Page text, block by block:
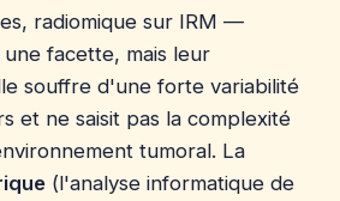
radiomique sur IRM —
facette, mais leur
souffre d'une forte variabilité
et ne saisit pas la complexité
tumoral. La
(l'analyse informatique de